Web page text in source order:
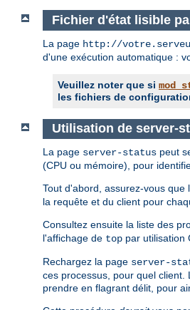
Fichier d'état lisible
La page http://
d'une exécution automatique :
Veuillez noter que si
les fichiers de
Utilisation de server-
La page server-status peut
(CPU ou mémoire), pour
Tout d'abord, assurez-vous que
la requête et du client pour
Consultez ensuite la liste des
l'affichage de top par utilisation
Rechargez la page server-
ces processus, pour quel
prendre en flagrant délit, pour